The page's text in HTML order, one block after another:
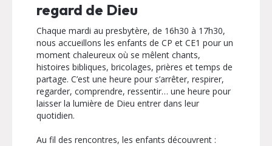
regard de Dieu
Chaque mardi au presbytère, de 16h30 à 17h30,
nous accueillons les enfants de CP et CE1 pour un
moment chaleureux où se mêlent chants,
histoires bibliques, bricolages, prières et temps de
partage. C’est une heure pour s’arrêter, respirer,
regarder, comprendre, ressentir… une heure pour
laisser la lumière de Dieu entrer dans leur
quotidien.
Au fil des rencontres, les enfants découvrent :